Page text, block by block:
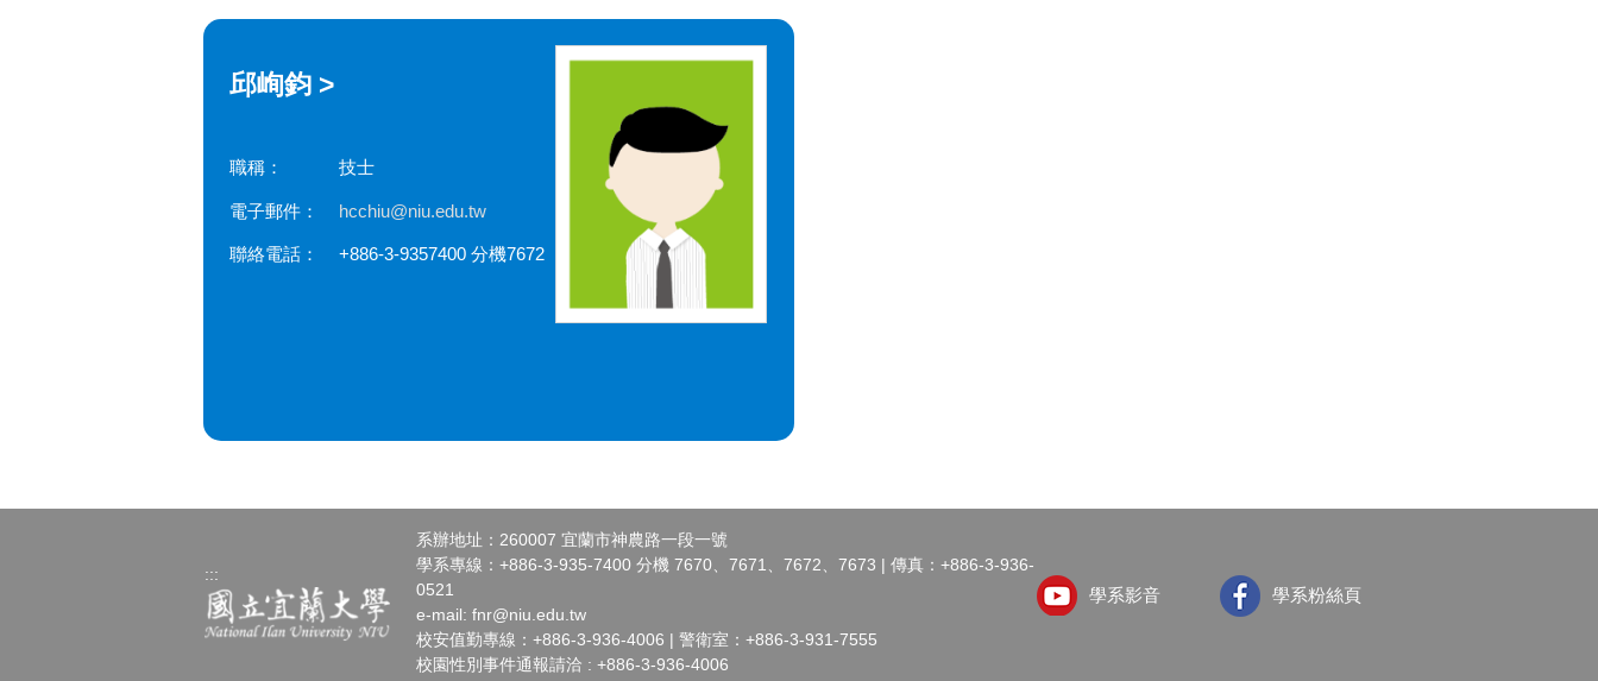
邱峋鈞 >
職稱： 技士
電子郵件： hcchiu@niu.edu.tw
聯絡電話： +886-3-9357400 分機7672
:::
系辦地址：260007 宜蘭市神農路一段一號
學系專線：+886-3-935-7400 分機 7670、7671、7672、7673 | 傳真：+886-3-936-
0521
e-mail:fnr@niu.edu.tw
校安值勤專線：+886-3-936-4006 | 警衛室：+886-3-931-7555
校園性別事件通報請洽 : +886-3-936-4006
學系影音 學系粉絲頁